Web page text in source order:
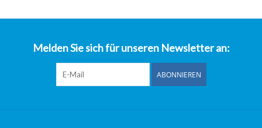
Melden Sie sich für unseren Newsletter an:
ABONNIEREN